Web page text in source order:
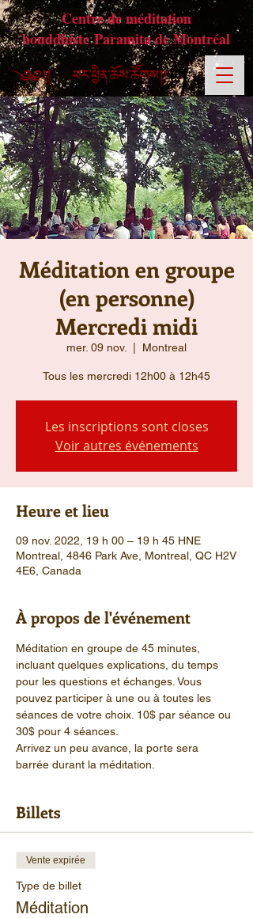
Centre de méditation
bouddhiste Paramita de Montréal
Méditation en groupe
(en personne)
Mercredi midi
mer. 09 nov. Montreal
Tous les mercredi 12h00 à 12h45
Les inscriptions sont closes
Voir autres événements
Heure et lieu
09 nov. 2022, 19 h 00 – 19 h 45 HNE
Montreal, 4846 Park Ave, Montreal, QC H2V
4E6, Canada
À propos de l'événement
Méditation en groupe de 45 minutes,
incluant quelques explications, du temps
pour les questions et échanges. Vous
pouvez participer à une ou à toutes les
séances de votre choix. 10$ par séance ou
30$ pour 4 séances.
Arrivez un peu avance, la porte sera
barrée durant la méditation.
Billets
Vente expirée
Type de billet
Méditation